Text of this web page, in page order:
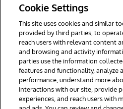
twitter youtubefacebook
1996-2026 InterSystems Corporation,
derechos reservados.
Avisos/Términos y condiciones
Cookie Settings
This site uses cookies and similar
provided by third parties, to
reach users with relevant content
and browsing and activity
parties use the information
features and functionality, analyze
performance, understand more
interactions with our site, provide
experiences, and reach users with